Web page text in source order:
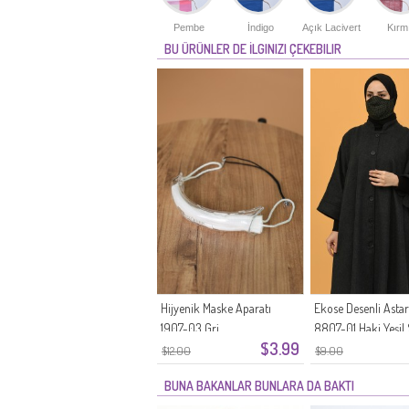
Pembe İndigo Açık Lacivert
BU ÜRÜNLER DE İLGINIZI ÇEKEBILIR
$12.00 $3.99
Hijyenik Maske Aparatı
1907-03 Gri
$9.00
Ekose Desenli
8807-01 Haki Yeşil
BUNA BAKANLAR BUNLARA DA BAKTI